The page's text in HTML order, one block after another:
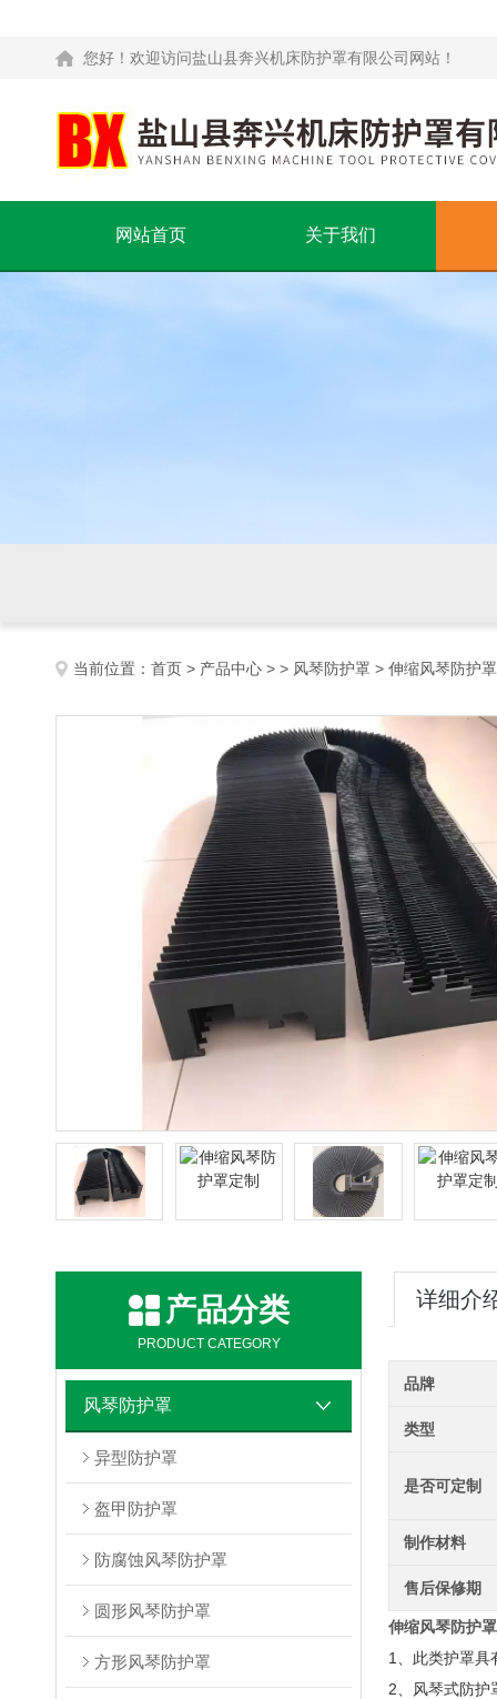
您好！欢迎访问盐山县奔兴机床防护罩有限公司网站！
网站首页 关于我们
当前位置： 首页 > 产品中心 > > 风琴防护罩 > 伸缩风琴防护
产品分类
PRODUCT CATEGORY
风琴防护罩
异型防护罩
盔甲防护罩
防腐蚀风琴防护罩
圆形风琴防护罩
方形风琴防护罩
详细介
品牌
类型
是否可定制
制作材料
售后保修期
伸缩风琴防护
1、此类护罩具
2、风琴式防护